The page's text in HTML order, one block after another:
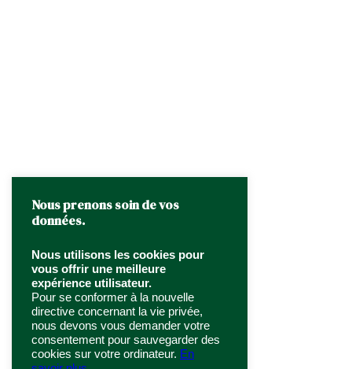
Nous prenons soin de vos
données.
Nous utilisons les cookies pour
vous offrir une meilleure
expérience utilisateur.
Pour se conformer à la nouvelle
directive concernant la vie privée,
nous devons vous demander votre
consentement pour sauvegarder des
cookies sur votre ordinateur. En